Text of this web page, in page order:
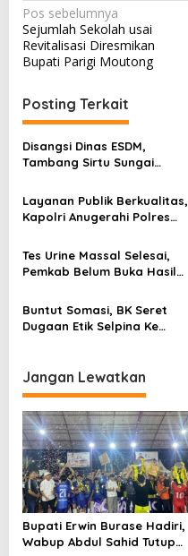
N
a
v
i
g
a
s
i
p
s
Pos sebelumnya
Sejumlah Sekolah usai
Revitalisasi Diresmikan
Bupati Parigi Moutong
Posting Terkait
Disangsi Dinas ESDM,
Tambang Sirtu Sungai
Beban
Layanan Publik Berkualitas,
Kapolri Anugerahi Polres
Prima
Tes Urine Massal Selesai,
Pemkab Belum Buka Hasil
Buntut Somasi, BK Seret
Dugaan Etik Selpina Ke
Jangan Lewatkan
Bupati Erwin Burase Hadiri,
Wabup Abdul Sahid Tutup